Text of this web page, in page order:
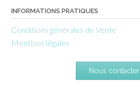
INFORMATIONS PRATIQUES
Conditions générales de Vente
Mentions légales
Nous contacter